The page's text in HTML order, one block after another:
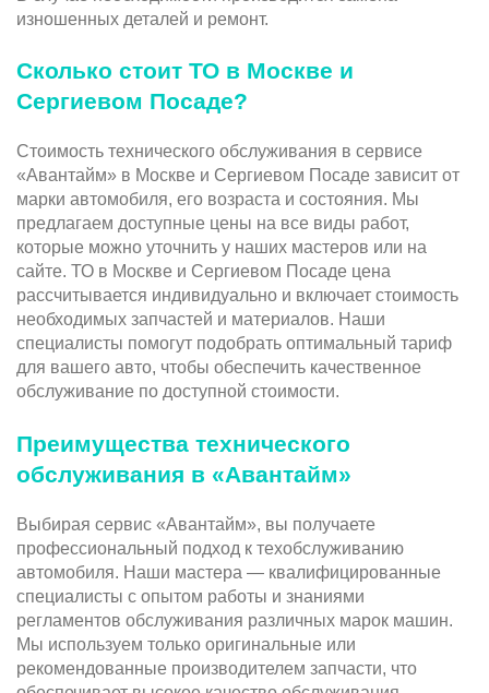
изношенных деталей и ремонт.
Сколько стоит ТО в Москве и
Сергиевом Посаде?
Стоимость технического обслуживания в сервисе
«Авантайм» в Москве и Сергиевом Посаде зависит от
марки автомобиля, его возраста и состояния. Мы
предлагаем доступные цены на все виды работ,
которые можно уточнить у наших мастеров или на
сайте. ТО в Москве и Сергиевом Посаде цена
рассчитывается индивидуально и включает стоимость
необходимых запчастей и материалов. Наши
специалисты помогут подобрать оптимальный тариф
для вашего авто, чтобы обеспечить качественное
обслуживание по доступной стоимости.
Преимущества технического
обслуживания в «Авантайм»
Выбирая сервис «Авантайм», вы получаете
профессиональный подход к техобслуживанию
автомобиля. Наши мастера — квалифицированные
специалисты с опытом работы и знаниями
регламентов обслуживания различных марок машин.
Мы используем только оригинальные или
рекомендованные производителем запчасти, что